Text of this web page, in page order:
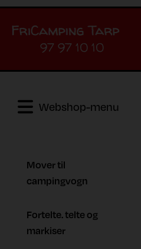
97 97 10 10
Webshop-menu
Mover til
campingvogn
Fortelte. telte og
markiser